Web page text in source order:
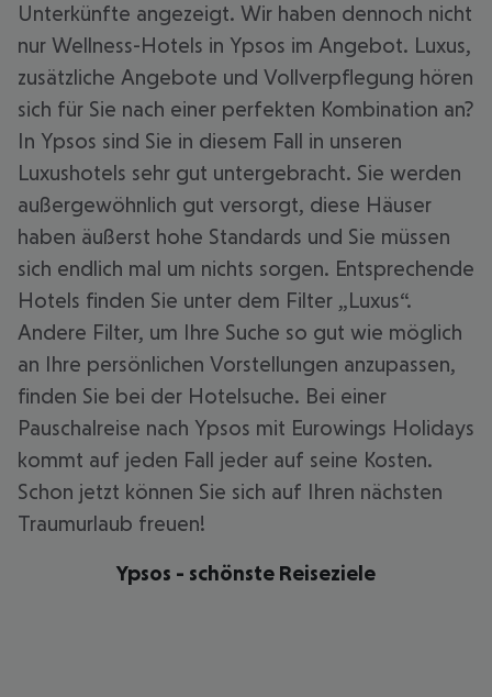
Unterkünfte angezeigt. Wir haben dennoch nicht
nur Wellness-Hotels in Ypsos im Angebot. Luxus,
zusätzliche Angebote und Vollverpflegung hören
sich für Sie nach einer perfekten Kombination an?
In Ypsos sind Sie in diesem Fall in unseren
Luxushotels sehr gut untergebracht. Sie werden
außergewöhnlich gut versorgt, diese Häuser
haben äußerst hohe Standards und Sie müssen
sich endlich mal um nichts sorgen. Entsprechende
Hotels finden Sie unter dem Filter „Luxus“.
Andere Filter, um Ihre Suche so gut wie möglich
an Ihre persönlichen Vorstellungen anzupassen,
finden Sie bei der Hotelsuche. Bei einer
Pauschalreise nach Ypsos mit Eurowings Holidays
kommt auf jeden Fall jeder auf seine Kosten.
Schon jetzt können Sie sich auf Ihren nächsten
Traumurlaub freuen!
Ypsos - schönste Reiseziele